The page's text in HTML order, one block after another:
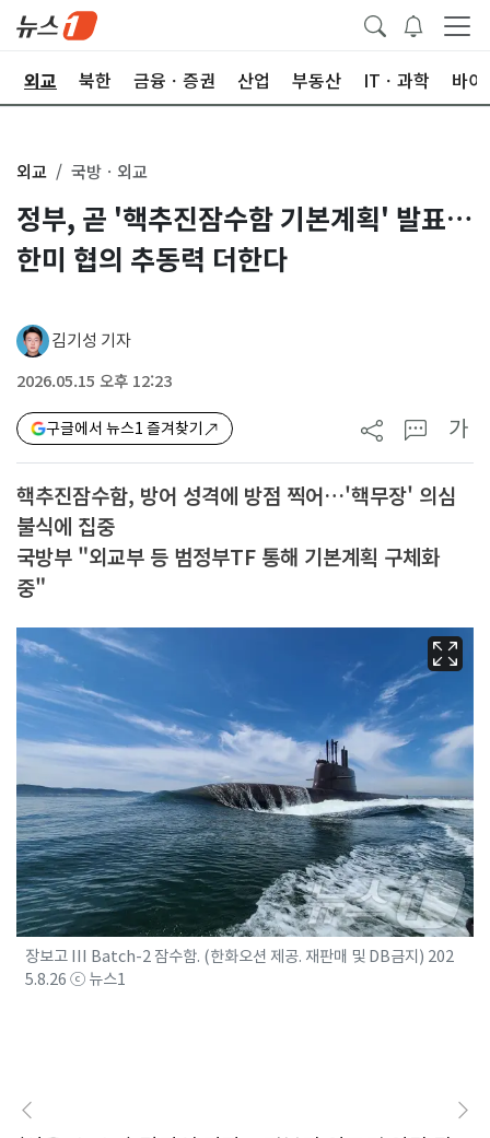
외교 북한 금융ㆍ증권 산업 부동산 ITㆍ과학 바이
외교 국방ㆍ외교
정부, 곧 '핵추진잠수함 기본계획' 발표…
한미 협의 추동력 더한다
김기성 기자
2026.05.15 오후 12:23
구글에서 뉴스1 즐겨찾기 가
핵추진잠수함, 방어 성격에 방점 찍어…'핵무장' 의심
불식에 집중
국방부 "외교부 등 범정부TF 통해 기본계획 구체화
중"
장보고 III Batch-2 잠수함. (한화오션 제공. 재판매 및 DB금지) 202
5.8.26 ⓒ 뉴스1